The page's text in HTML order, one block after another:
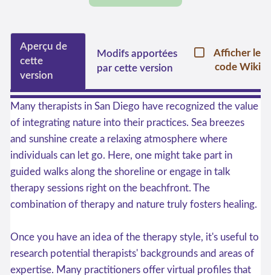
Aperçu de
cette
version
Modifs apportées
par cette version
Afficher le
code Wiki